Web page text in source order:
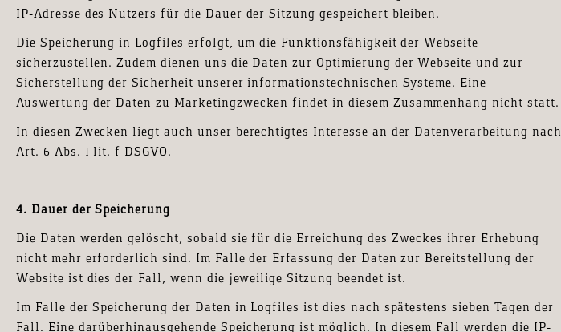
IP-Adresse des Nutzers für die Dauer der Sitzung gespeichert bleiben.
Die Speicherung in Logfiles erfolgt, um die Funktionsfähigkeit der Webseite
sicherzustellen. Zudem dienen uns die Daten zur Optimierung der Webseite und zur
Sicherstellung der Sicherheit unserer informationstechnischen Systeme. Eine
Auswertung der Daten zu Marketingzwecken findet in diesem Zusammenhang nicht statt.
In diesen Zwecken liegt auch unser berechtigtes Interesse an der Datenverarbeitung nach
Art. 6 Abs. 1 lit. f DSGVO.
4. Dauer der Speicherung
Die Daten werden gelöscht, sobald sie für die Erreichung des Zweckes ihrer Erhebung
nicht mehr erforderlich sind. Im Falle der Erfassung der Daten zur Bereitstellung der
Website ist dies der Fall, wenn die jeweilige Sitzung beendet ist.
Im Falle der Speicherung der Daten in Logfiles ist dies nach spätestens sieben Tagen der
Fall. Eine darüberhinausgehende Speicherung ist möglich. In diesem Fall werden die IP-